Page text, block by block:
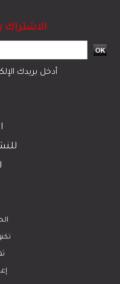
الاشتراك
أدخل بريدك